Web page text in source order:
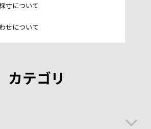
寸について
せについて
カテゴリ